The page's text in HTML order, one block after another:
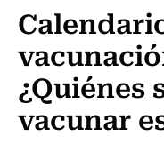
¿Quiénes
vacunar